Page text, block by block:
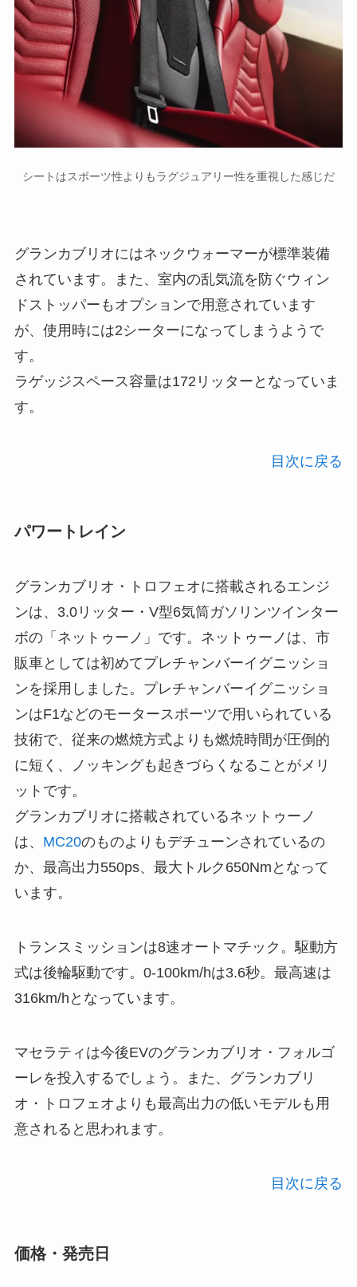
シートはスポーツ性よりもラグジュアリー性を重視した感じだ
グランカブリオにはネックウォーマーが標準装備
されています。また、室内の乱気流を防ぐウィン
ドストッパーもオプションで用意されています
が、使用時には2シーターになってしまうようで
す。
ラゲッジスペース容量は172リッターとなっていま
す。
目次に戻る
パワートレイン
グランカブリオ・トロフェオに搭載されるエンジ
ンは、3.0リッター・V型6気筒ガソリンツインター
ボの「ネットゥーノ」です。ネットゥーノは、市
販車としては初めてプレチャンバーイグニッショ
ンを採用しました。プレチャンバーイグニッショ
ンはF1などのモータースポーツで用いられている
技術で、従来の燃焼方式よりも燃焼時間が圧倒的
に短く、ノッキングも起きづらくなることがメリ
ットです。
グランカブリオに搭載されているネットゥーノ
は、 MC20のものよりもデチューンされているの
か、最高出力550ps、最大トルク650Nmとなって
います。
トランスミッションは8速オートマチック。駆動方
式は後輪駆動です。0-100km/hは3.6秒。最高速は
316km/hとなっています。
マセラティは今後EVのグランカブリオ・フォルゴ
ーレを投入するでしょう。また、グランカブリ
オ・トロフェオよりも最高出力の低いモデルも用
意されると思われます。
目次に戻る
価格・発売日